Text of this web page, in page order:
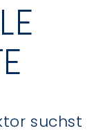
suchst